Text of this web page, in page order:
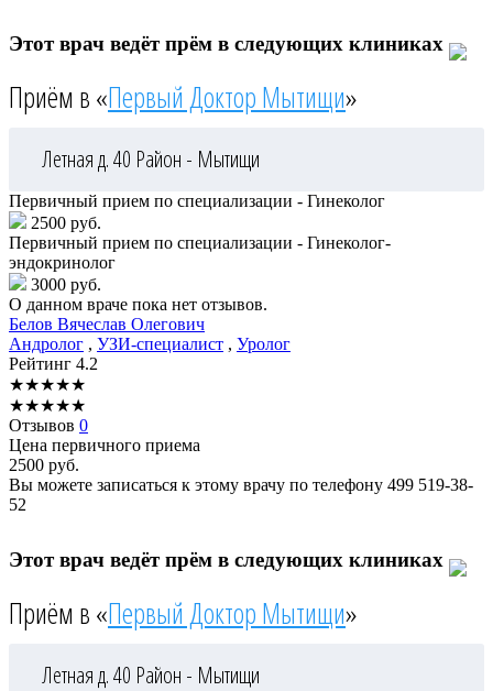
Этот врач ведёт прём в следующих клиниках
Приём в «Первый Доктор Мытищи»
Летная д. 40 Район - Мытищи
Первичный прием по специализации - Гинеколог
2500 руб.
Первичный прием по специализации - Гинеколог-
эндокринолог
3000 руб.
О данном враче пока нет отзывов.
Белов Вячеслав Олегович
Андролог , УЗИ-специалист , Уролог
Рейтинг 4.2
★★★★★
★★★★★
Отзывов 0
Цена первичного приема
2500 руб.
Вы можете записаться к этому врачу по телефону 499 519-38-
52
Этот врач ведёт прём в следующих клиниках
Приём в «Первый Доктор Мытищи»
Летная д. 40 Район - Мытищи